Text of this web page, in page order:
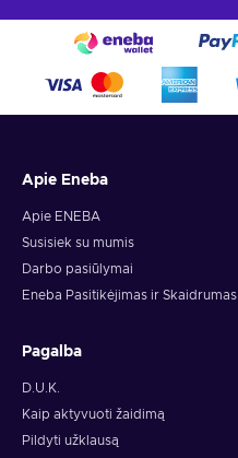
Apie Eneba
Apie ENEBA
Susisiek su mumis
Darbo pasiūlymai
Eneba Pasitikėjimas ir Skaidrumas
Pagalba
D.U.K.
Kaip aktyvuoti žaidimą
Pildyti užklausą